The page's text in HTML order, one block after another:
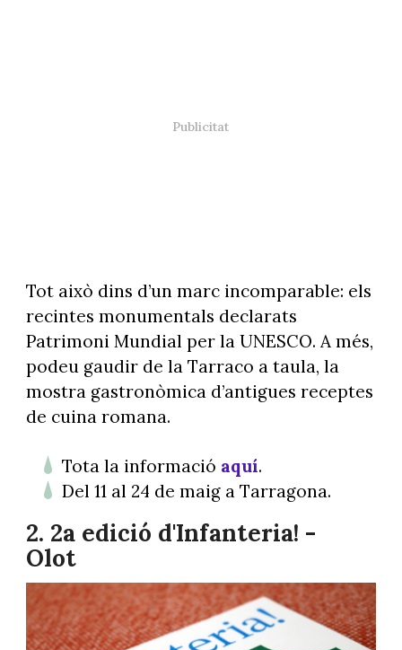
Tot això dins d’un marc incomparable: els
recintes monumentals declarats
Patrimoni Mundial per la UNESCO. A més,
podeu gaudir de la Tarraco a taula, la
mostra gastronòmica d’antigues receptes
de cuina romana.
Tota la informació aquí.
Del 11 al 24 de maig a Tarragona.
2. 2a edició d'Infanteria! -
Olot